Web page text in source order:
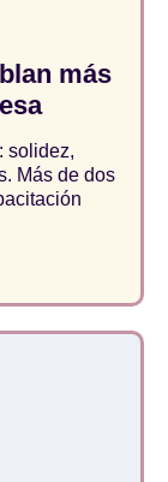
más
solidez,
Más de dos